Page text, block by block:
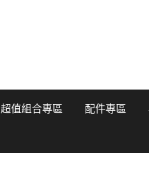
超值組合專區 配件專區